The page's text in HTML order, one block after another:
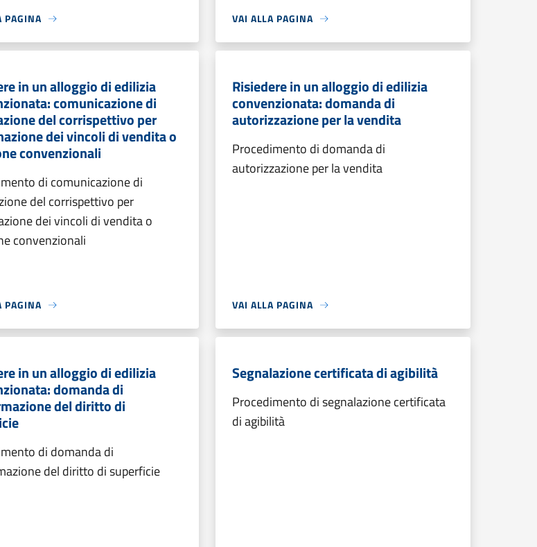
PAGINA VAI ALLA PAGINA
in un alloggio di edilizia
comunicazione di
del corrispettivo per
dei vincoli di vendita o
convenzionali
di comunicazione di
del corrispettivo per
dei vincoli di vendita o
convenzionali
PAGINA
Risiedere in un alloggio di edilizia
convenzionata: domanda di
autorizzazione per la vendita
Procedimento di domanda di
autorizzazione per la vendita
VAI ALLA PAGINA
in un alloggio di edilizia
domanda di
del diritto di
di domanda di
del diritto di superficie
Segnalazione certificata di agibilità
Procedimento di segnalazione certificata
di agibilità